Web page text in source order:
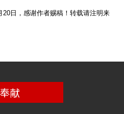
日，感谢作者赐稿！ 转载请注明来
奉献